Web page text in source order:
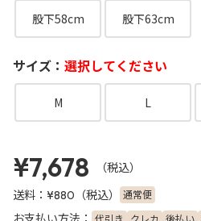
股下58cm 股下63cm
サイズ： 選択してください
M L
¥7,678
（税込）
送料： ¥880 （税込） 通常便
お支払い方法： 代引き クレカ 後払い